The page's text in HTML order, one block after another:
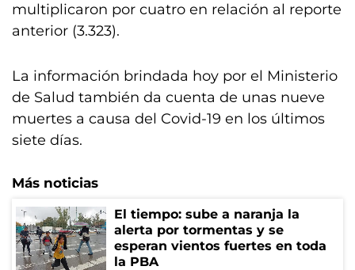
multiplicaron por cuatro en relación al reporte
anterior (3.323).
La información brindada hoy por el Ministerio
de Salud también da cuenta de unas nueve
muertes a causa del Covid-19 en los últimos
siete días.
Más noticias
El tiempo: sube a naranja la
alerta por tormentas y se
esperan vientos fuertes en toda
la PBA